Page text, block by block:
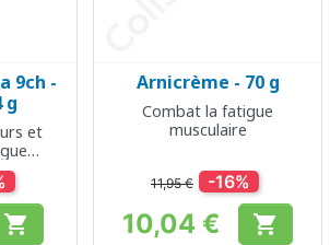
9ch -
g
et

Arnicrème - 70 g
Combat la fatigue
musculaire
11,95 € -16%
Prix
10,04 € 